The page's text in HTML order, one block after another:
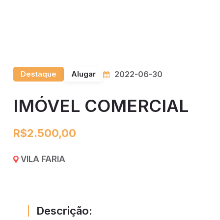
Destaque Alugar 2022-06-30
IMÓVEL COMERCIAL
R$2.500,00
VILA FARIA
Descrição: